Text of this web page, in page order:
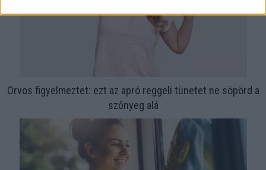
Orvos figyelmeztet: ezt az apró reggeli tünetet ne söpörd a
szőnyeg alá